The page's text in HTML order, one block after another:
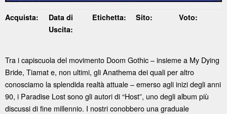
Acquista:
Data di
Uscita:
Etichetta: Sito: Voto:
Tra i capiscuola del movimento Doom Gothic – insieme a My Dying
Bride, Tiamat e, non ultimi, gli Anathema dei quali per altro
conosciamo la splendida realtà attuale – emerso agli inizi degli anni
90, i Paradise Lost sono gli autori di “Host”, uno degli album più
discussi di fine millennio. I nostri conobbero una graduale